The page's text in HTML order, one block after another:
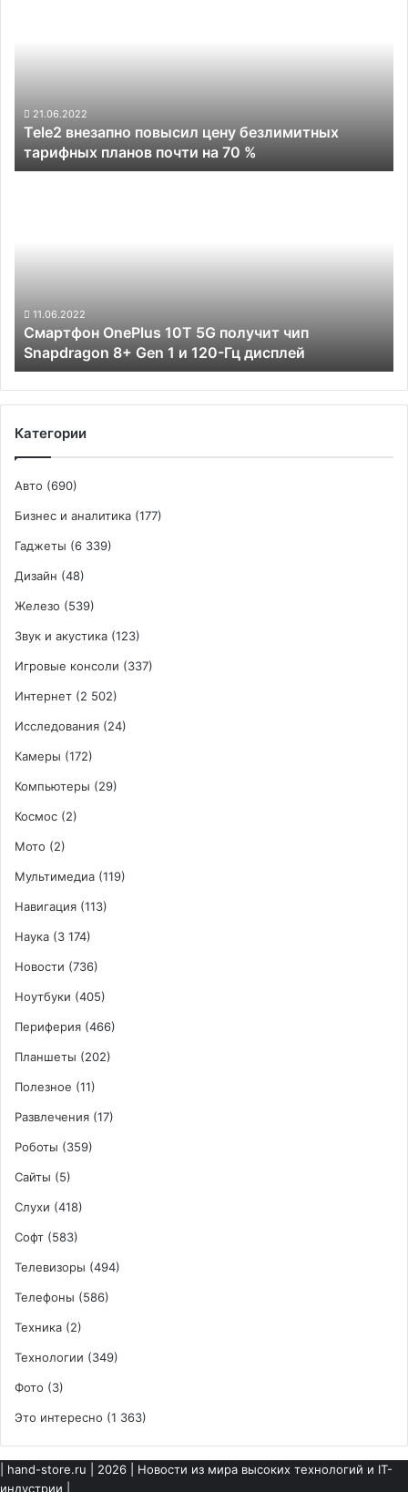
почти
на
70
%
21.06.2022
Tele2 внезапно повысил цену безлимитных
тарифных планов почти на 70 %
8+
Gen
и
120-
Гц
дисплей
11.06.2022
Смартфон OnePlus 10T 5G получит чип
Snapdragon 8+ Gen 1 и 120-Гц дисплей
Категории
Авто (690)
Бизнес и аналитика (177)
Гаджеты (6 339)
Дизайн (48)
Железо (539)
Звук и акустика (123)
Игровые консоли (337)
Интернет (2 502)
Исследования (24)
Камеры (172)
Компьютеры (29)
Космос (2)
Мото (2)
Мультимедиа (119)
Навигация (113)
Наука (3 174)
Новости (736)
Ноутбуки (405)
Периферия (466)
Планшеты (202)
Полезное (11)
Развлечения (17)
Роботы (359)
Сайты (5)
Слухи (418)
Софт (583)
Телевизоры (494)
Телефоны (586)
Техника (2)
Технологии (349)
Фото (3)
Это интересно (1 363)
hand-store.ru | 2026 | Новости из мира высоких технологий и IT-
индустрии |